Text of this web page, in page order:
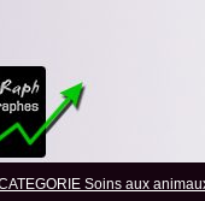
Soins aux